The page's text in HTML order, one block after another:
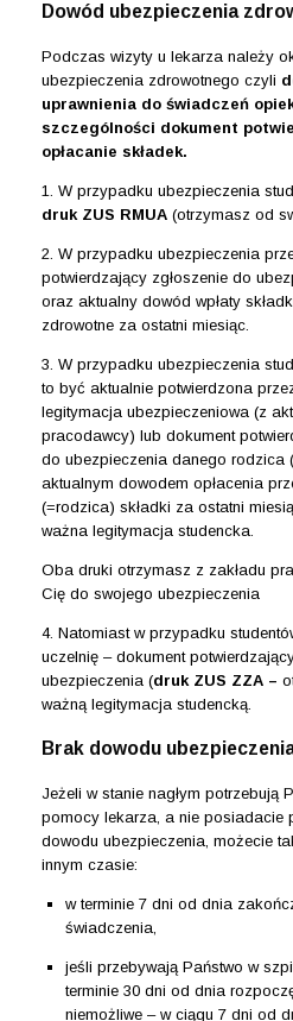
Dowód ubezpieczenia
Podczas wizyty u lekarza należy
ubezpieczenia zdrowotnego czyli
uprawnienia do świadczeń
szczególności dokument
opłacanie składek.
1. W przypadku ubezpieczenia
druk ZUS RMUA (otrzymasz od
2. W przypadku ubezpieczenia
potwierdzający zgłoszenie do
oraz aktualny dowód wpłaty
zdrowotne za ostatni miesiąc.
3. W przypadku ubezpieczenia
to być aktualnie potwierdzona
legitymacja ubezpieczeniowa (z
pracodawcy) lub dokument
do ubezpieczenia danego rodzica (
aktualnym dowodem opłacenia
(=rodzica) składki za ostatni
ważna legitymacja studencka.
Oba druki otrzymasz z zakładu
Cię do swojego ubezpieczenia
4. Natomiast w przypadku
uczelnię – dokument
ubezpieczenia (druk ZUS ZZA –
ważną legitymacja studencką.
Brak dowodu
Jeżeli w stanie nagłym potrzebują
pomocy lekarza, a nie posiadacie
dowodu ubezpieczenia, możecie
innym czasie:
w terminie 7 dni od dnia
świadczenia,
jeśli przebywają Państwo w
terminie 30 dni od dnia
niemożliwe – w ciągu 7 dni od